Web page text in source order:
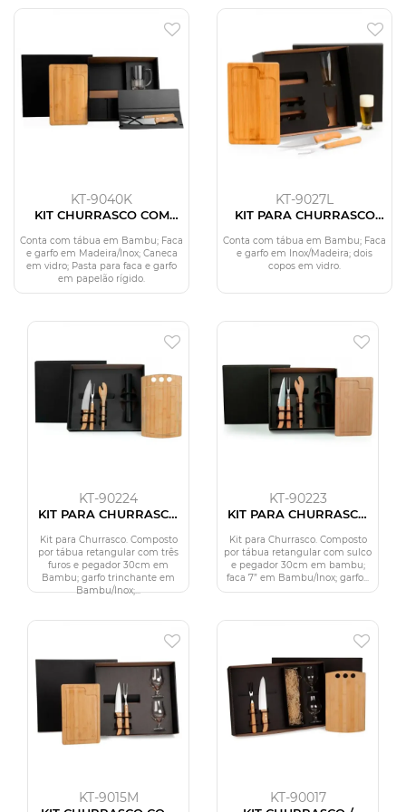
KT-9040K
KIT CHURRASCO COM
Conta com tábua em Bambu; Faca
e garfo em Madeira/Inox; Caneca
em vidro; Pasta para faca e garfo
em papelão rígido.
KT-9027L
KIT PARA CHURRASCO
Conta com tábua em Bambu; Faca
e garfo em Inox/Madeira; dois
copos em vidro.
KT-90224
KIT PARA CHURRASCO
PÇS
Kit para Churrasco. Composto
por tábua retangular com três
furos e pegador 30cm em
Bambu; garfo trinchante em
Bambu/Inox;...
KT-90223
KIT PARA CHURRASCO
PÇS
Kit para Churrasco. Composto
por tábua retangular com sulco
e pegador 30cm em bambu;
faca 7” em Bambu/Inox; garfo...
KT-9015M KT-90017